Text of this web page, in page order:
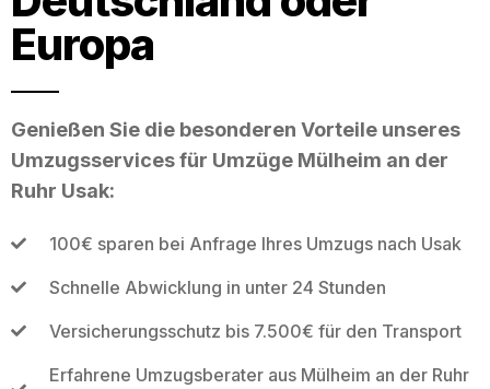
Europa
Genießen Sie die besonderen Vorteile unseres
Umzugsservices für Umzüge Mülheim an der
Ruhr Usak:
100€ sparen bei Anfrage Ihres Umzugs nach Usak
Schnelle Abwicklung in unter 24 Stunden
Versicherungsschutz bis 7.500€ für den Transport
Erfahrene Umzugsberater aus Mülheim an der Ruhr